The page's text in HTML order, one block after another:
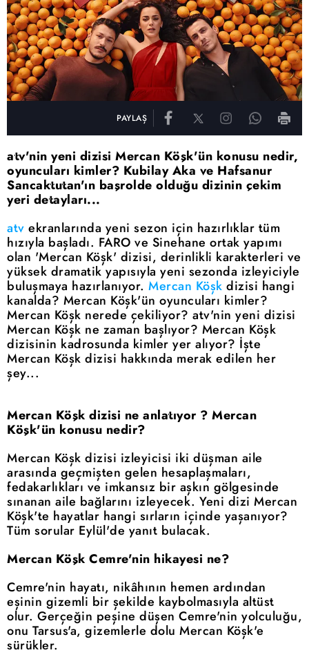
PAYLAŞ
atv'nin yeni dizisi Mercan Köşk'ün konusu nedir,
oyuncuları kimler? Kubilay Aka ve Hafsanur
Sancaktutan'ın başrolde olduğu dizinin çekim
yeri detayları...
atv ekranlarında yeni sezon için hazırlıklar tüm
hızıyla başladı. FARO ve Sinehane ortak yapımı
olan 'Mercan Köşk' dizisi, derinlikli karakterleri ve
yüksek dramatik yapısıyla yeni sezonda izleyiciyle
buluşmaya hazırlanıyor. Mercan Köşk dizisi hangi
kanalda? Mercan Köşk'ün oyuncuları kimler?
Mercan Köşk nerede çekiliyor? atv'nin yeni dizisi
Mercan Köşk ne zaman başlıyor? Mercan Köşk
dizisinin kadrosunda kimler yer alıyor? İşte
Mercan Köşk dizisi hakkında merak edilen her
şey...
Mercan Köşk dizisi ne anlatıyor ? Mercan
Köşk'ün konusu nedir?
Mercan Köşk dizisi izleyicisi iki düşman aile
arasında geçmişten gelen hesaplaşmaları,
fedakarlıkları ve imkansız bir aşkın gölgesinde
sınanan aile bağlarını izleyecek. Yeni dizi Mercan
Köşk'te hayatlar hangi sırların içinde yaşanıyor?
Tüm sorular Eylül'de yanıt bulacak.
Mercan Köşk Cemre'nin hikayesi ne?
Cemre'nin hayatı, nikâhının hemen ardından
eşinin gizemli bir şekilde kaybolmasıyla altüst
olur. Gerçeğin peşine düşen Cemre'nin yolculuğu,
onu Tarsus'a, gizemlerle dolu Mercan Köşk'e
sürükler.